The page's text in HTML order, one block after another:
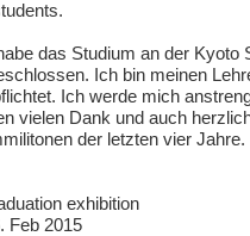
das Studium an der Kyoto
Ich bin meinen
Ich werde mich
vielen Dank und auch
der letzten vier Jahre.
exhibition
Feb 2015